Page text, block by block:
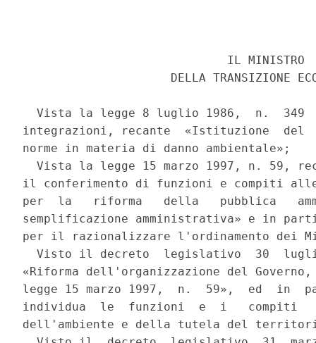
                             IL MINISTRO
DELLA TRANSIZIONE
Vista la legge 8 luglio 1986,  n.  349
integrazioni, recante  «Istituzione  del
norme in materia di danno ambientale»;
Vista la legge 15 marzo 1997, n. 59,
il conferimento di funzioni e compiti
per  la   riforma   della   pubblica
semplificazione amministrativa» e in
per il razionalizzare l'ordinamento dei
Visto il decreto  legislativo  30
«Riforma dell'organizzazione del
legge 15 marzo 1997,  n.  59»,  ed  in
individua  le  funzioni  e  i   compiti
dell'ambiente e della tutela del